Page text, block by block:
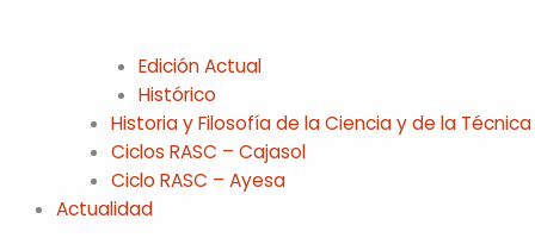
Edición Actual
Histórico
Historia y Filosofía de la Ciencia y de la Técnica
Ciclos RASC – Cajasol
Ciclo RASC – Ayesa
Actualidad